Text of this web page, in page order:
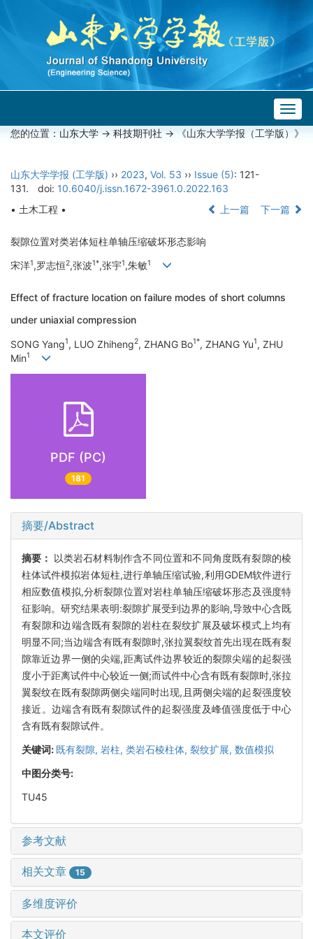
您的位置： 山东大学 -> 科技期刊社 -> 《山东大学学报（工学版）》
山东大学学报 (工学版) ›› 2023, Vol. 53 ›› Issue (5): 121-
131.
doi: 10.6040/j.issn.1672-3961.0.2022.163
• 土木工程 •
上一篇 下一篇
裂隙位置对类岩体短柱单轴压缩破坏形态影响
宋洋1,罗志恒2,张波1*,张宇1,朱敏1
Effect of fracture location on failure modes of short columns
under uniaxial compression
SONG Yang1, LUO Zhiheng2, ZHANG Bo1*, ZHANG Yu1, ZHU
Min1
PDF (PC)
181
摘要/Abstract
摘要： 以类岩石材料制作含不同位置和不同角度既有裂隙的棱
柱体试件模拟岩体短柱,进行单轴压缩试验,利用GDEM软件进行
相应数值模拟,分析裂隙位置对岩柱单轴压缩破坏形态及强度特
征影响。研究结果表明:裂隙扩展受到边界的影响,导致中心含既
有裂隙和边端含既有裂隙的岩柱在裂纹扩展及破坏模式上均有
明显不同;当边端含有既有裂隙时,张拉翼裂纹首先出现在既有裂
隙靠近边界一侧的尖端,距离试件边界较近的裂隙尖端的起裂强
度小于距离试件中心较近一侧;而试件中心含有既有裂隙时,张拉
翼裂纹在既有裂隙两侧尖端同时出现,且两侧尖端的起裂强度较
接近。边端含有既有裂隙试件的起裂强度及峰值强度低于中心
含有既有裂隙试件。
关键词: 既有裂隙, 岩柱, 类岩石棱柱体, 裂纹扩展, 数值模拟
中图分类号:
TU45
参考文献
相关文章 15
多维度评价
本文评价